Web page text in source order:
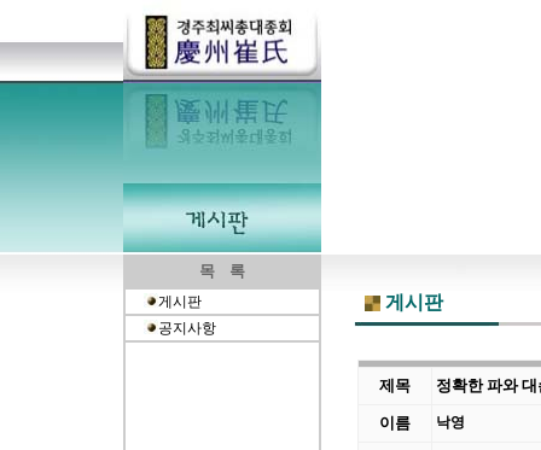
목 록
게시판
공지사항
게시판
제목 정확한 파와
이름 낙영